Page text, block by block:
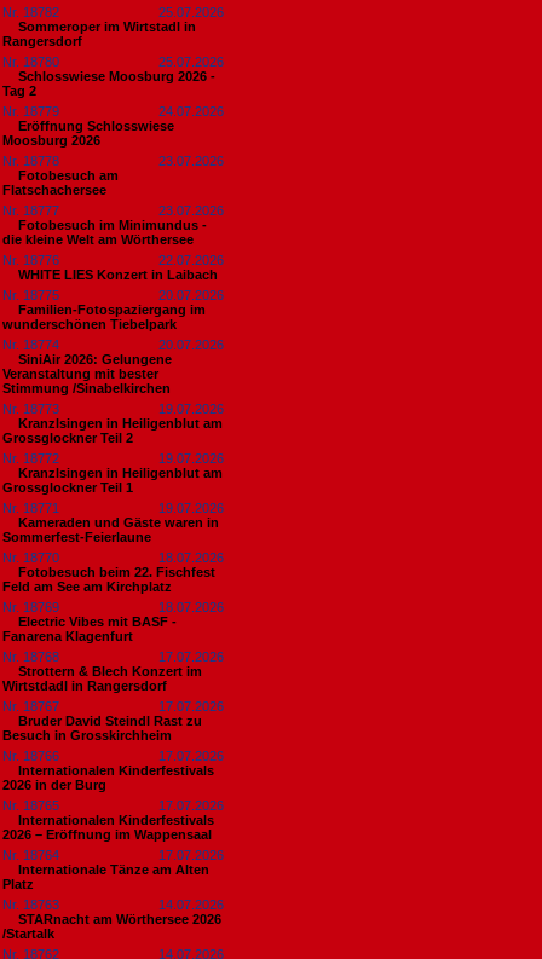
Nr. 18782
25.07.2026
Sommeroper im Wirtstadl in
Rangersdorf
Nr. 18780
25.07.2026
Schlosswiese Moosburg 2026 -
Tag 2
Nr. 18779
24.07.2026
Eröffnung Schlosswiese
Moosburg 2026
Nr. 18778
23.07.2026
Fotobesuch am
Flatschachersee
Nr. 18777
23.07.2026
Fotobesuch im Minimundus -
die kleine Welt am Wörthersee
Nr. 18776
22.07.2026
WHITE LIES Konzert in Laibach
Nr. 18775
20.07.2026
Familien-Fotospaziergang im
wunderschönen Tiebelpark
Nr. 18774
20.07.2026
SiniAir 2026: Gelungene
Veranstaltung mit bester
Stimmung /Sinabelkirchen
Nr. 18773
19.07.2026
Kranzlsingen in Heiligenblut am
Grossglockner Teil 2
Nr. 18772
19.07.2026
Kranzlsingen in Heiligenblut am
Grossglockner Teil 1
Nr. 18771
19.07.2026
Kameraden und Gäste waren in
Sommerfest-Feierlaune
Nr. 18770
18.07.2026
Fotobesuch beim 22. Fischfest
Feld am See am Kirchplatz
Nr. 18769
18.07.2026
Electric Vibes mit BASF -
Fanarena Klagenfurt
Nr. 18768
17.07.2026
Strottern & Blech Konzert im
Wirtstdadl in Rangersdorf
Nr. 18767
17.07.2026
Bruder David Steindl Rast zu
Besuch in Grosskirchheim
Nr. 18766
17.07.2026
Internationalen Kinderfestivals
2026 in der Burg
Nr. 18765
17.07.2026
Internationalen Kinderfestivals
2026 – Eröffnung im Wappensaal
Nr. 18764
17.07.2026
Internationale Tänze am Alten
Platz
Nr. 18763
14.07.2026
STARnacht am Wörthersee 2026
/Startalk
Nr. 18762
14.07.2026